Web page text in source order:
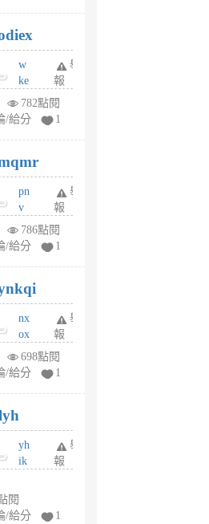
6
個
月
前
w
ke
rv
pj
6
個
月
前
舉
報
782點閱
/給分
1
pn
v
wt
sv
6
個
月
前
舉
報
786點閱
/給分
1
nx
ox
rh
pe
月
前
舉
報
698點閱
/給分
1
yh
ik
tu
舉
報
閱
/給分
1